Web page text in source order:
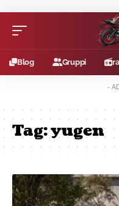
Blog Gruppi
-
Tag:yugen